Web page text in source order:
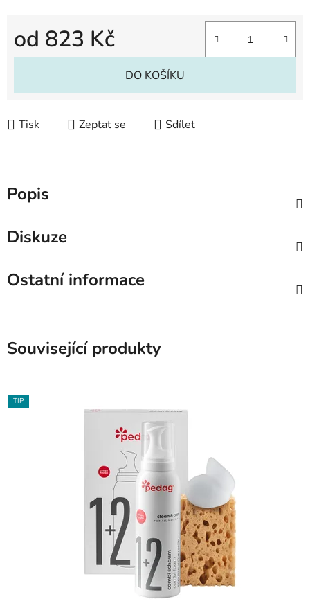
od 823 Kč
Měrná cena:
DO KOŠÍKU
Tisk Zeptat se Sdílet
Popis
Diskuze
Ostatní informace
Související produkty
TIP